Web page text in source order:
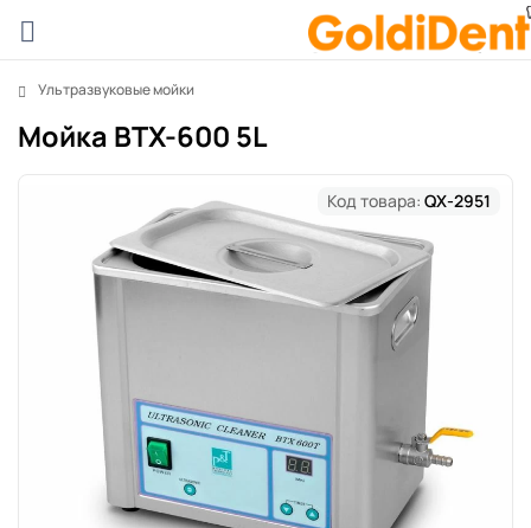
Ультразвуковые мойки
Мойка BTX-600 5L
Код товара: QX-2951